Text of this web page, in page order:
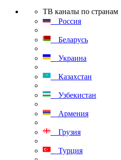
ТВ каналы по странам
Россия
Беларусь
Украина
Казахстан
Узбекистан
Армения
Грузия
Турция